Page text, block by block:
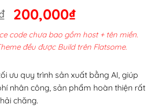
Giá
gốc
là:
2,800,000₫.
200,000₫Giá
hiện
tại
200,000₫.
code chưa bao gồm host + tên miền.
đều được Build trên Flatsome.
ưu quy trình sản xuất bằng AI, giúp
nhân công, sản phẩm hoàn thiện rất
chăng.